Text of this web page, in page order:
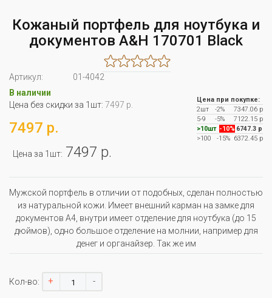
Кожаный портфель для ноутбука и
документов A&H 170701 Black
Артикул:
01-4042
В наличии
Цена без скидки за 1шт: 7497 р.
7497 р.
Цена за 1шт: 7497 р.
Цена при покупке:
2шт
-2%
7347.06 р
5-9
-5%
7122.15 р
>10шт -10% 6747.3 р
>100
-15% 6372.45 р
Мужской портфель в отличии от подобных, сделан полностью
из натуральной кожи. Имеет внешний карман на замке для
документов А4, внутри имеет отделение для ноутбука (до 15
дюймов), одно большое отделение на молнии, например для
денег и органайзер. Так же им
Кол-во: + -